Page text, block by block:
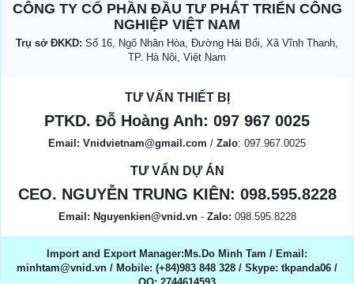
CÔNG TY CỔ PHẦN ĐẦU TƯ PHÁT TRIỂN CÔNG
NGHIỆP VIỆT NAM
Trụ sở ĐKKD: Số 16, Ngõ Nhân Hòa, Đường Hải Bối, Xã Vĩnh Thanh,
TP. Hà Nội, Việt Nam
TƯ VẤN THIẾT BỊ
PTKD. Đỗ Hoàng Anh: 097 967 0025
Email: Vnidvietnam@gmail.com / Zalo: 097.967.0025
TƯ VẤN DỰ ÁN
CEO. NGUYỄN TRUNG KIÊN: 098.595.8228
Email: Nguyenkien@vnid.vn- Zalo: 098.595.8228
Import and Export Manager:Ms.Do Minh Tam / Email:
minhtam@vnid.vn / Mobile​:​ (+84)983 848 328 / Skype: tkpanda06 /